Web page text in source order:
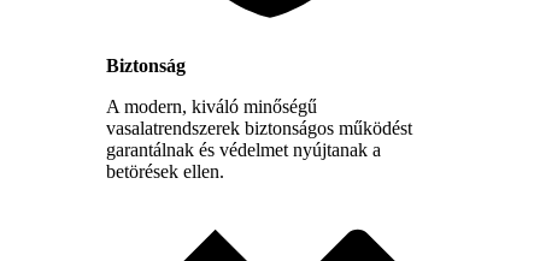
Biztonság
A modern, kiváló minőségű
vasalatrendszerek biztonságos működést
garantálnak és védelmet nyújtanak a
betörések ellen.